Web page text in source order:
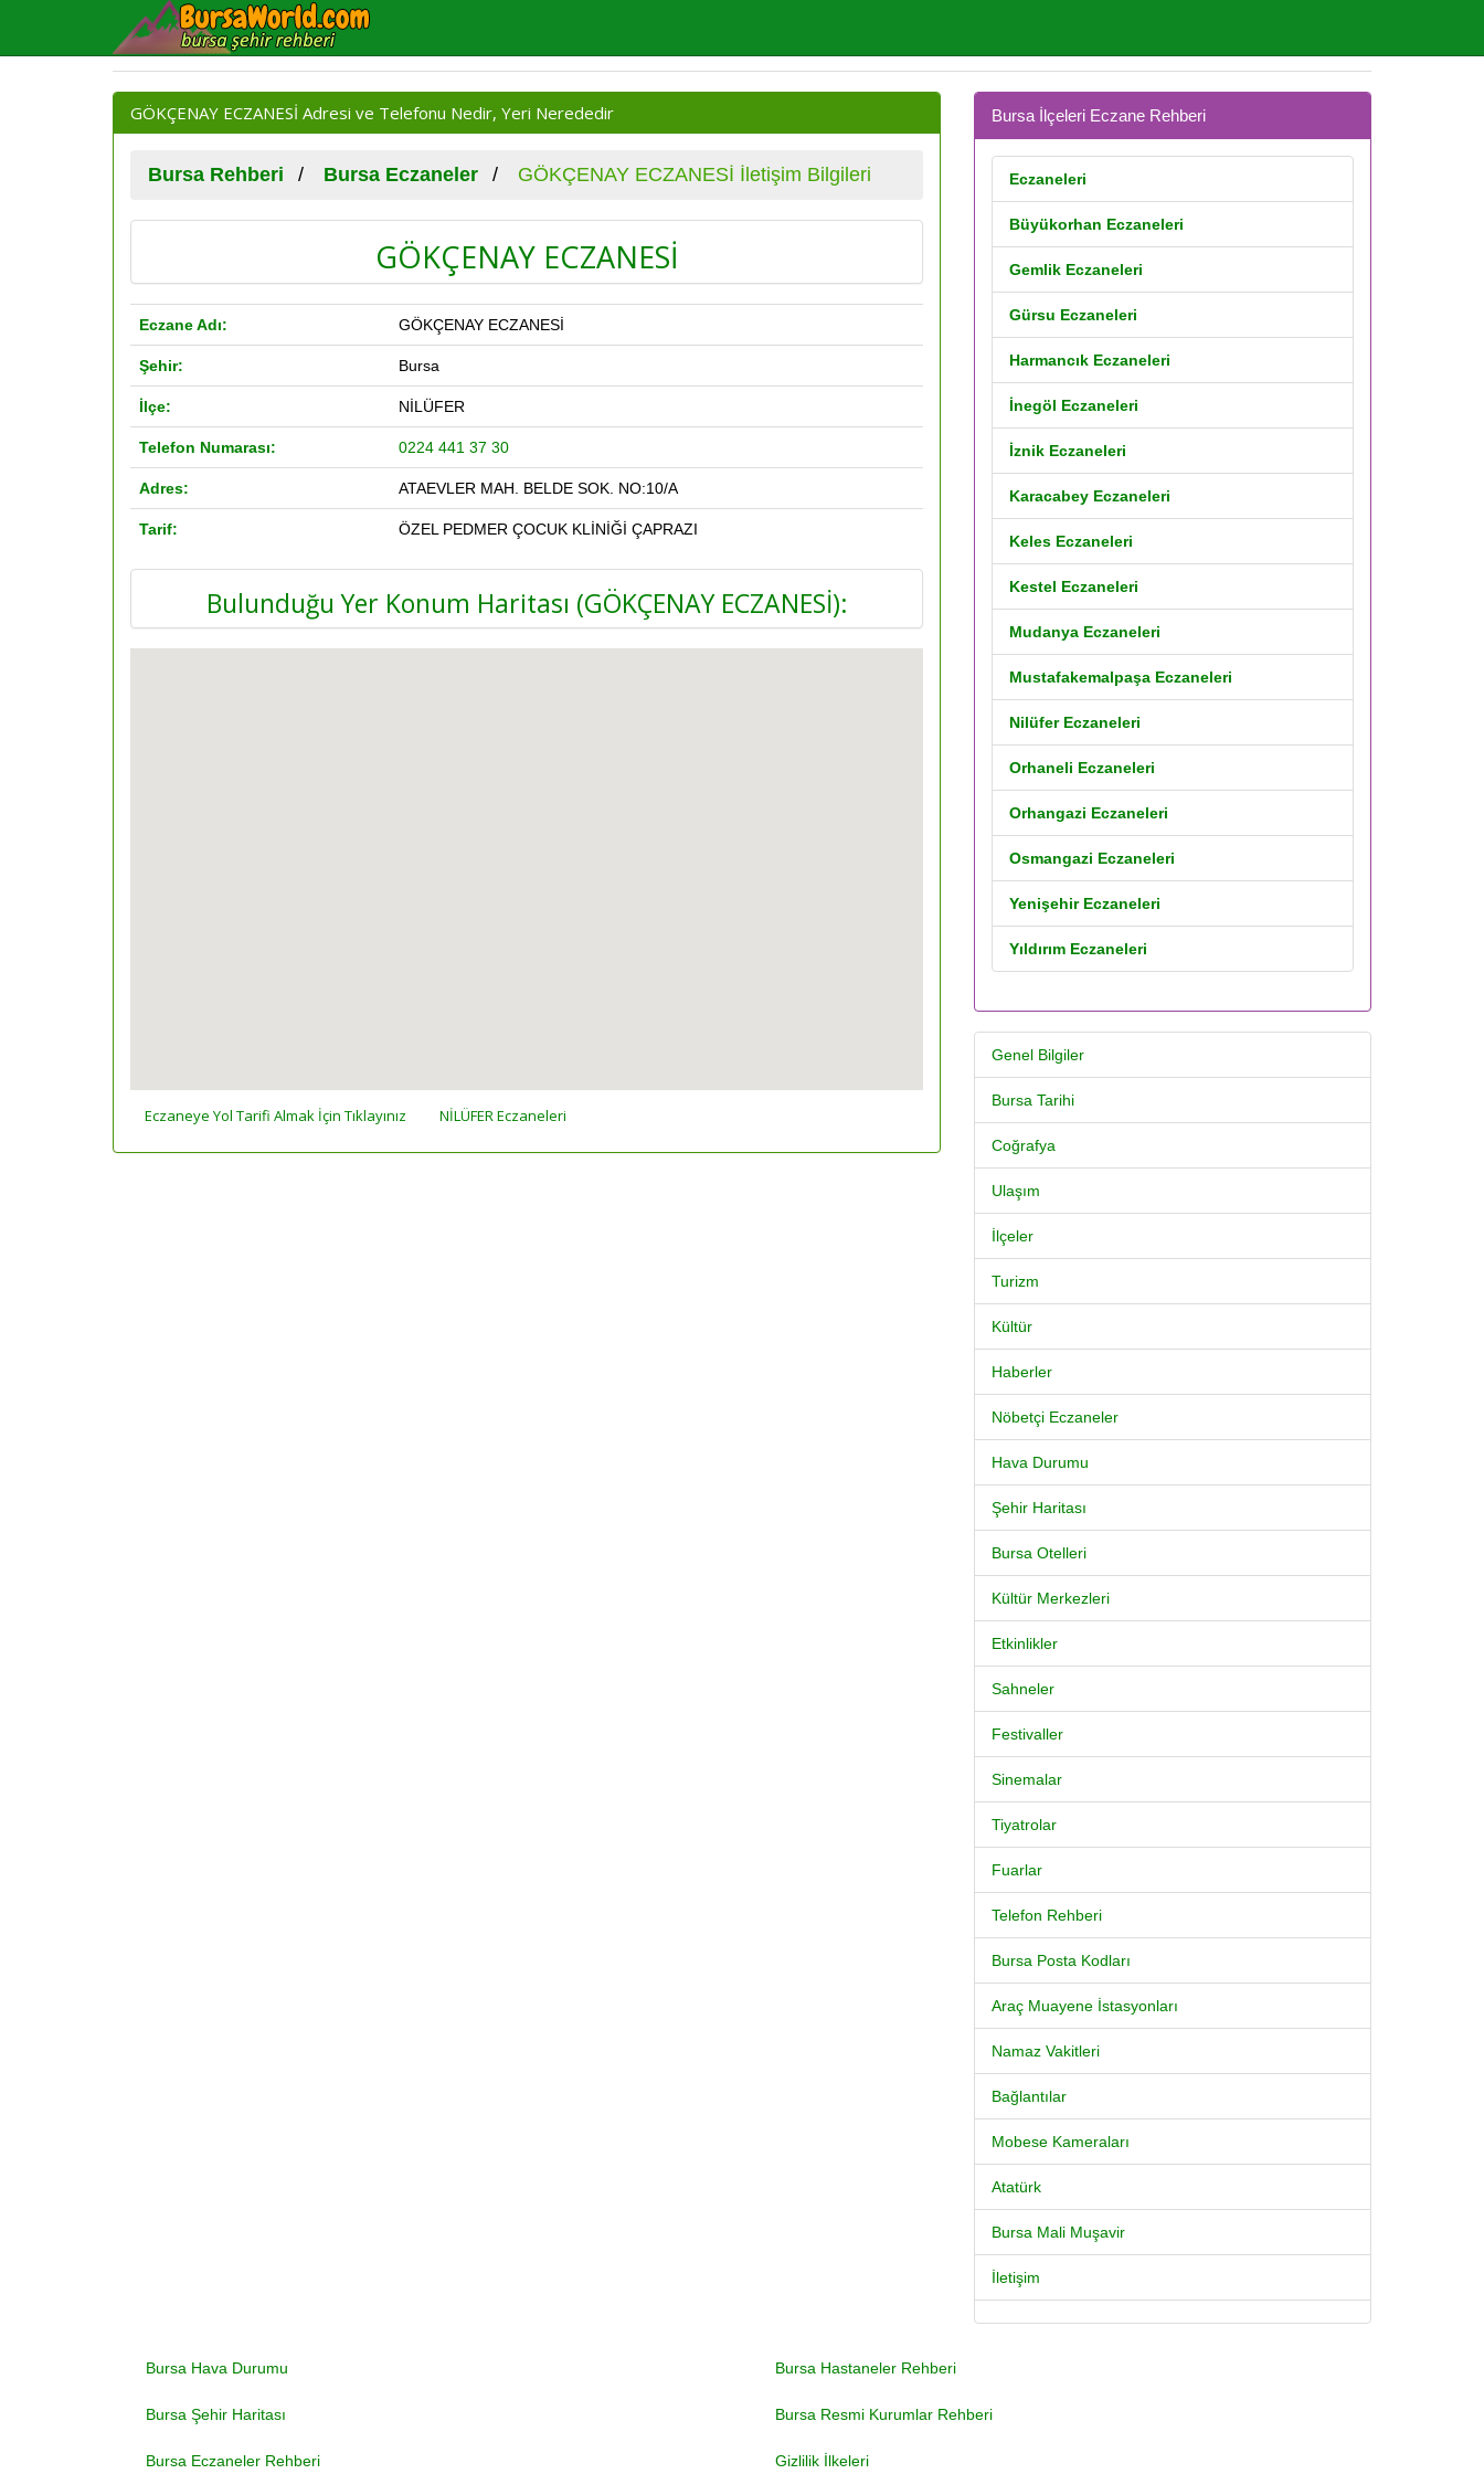
GÖKÇENAY ECZANESİ Adresi ve Telefonu Nedir, Yeri Nerededir
Bursa Rehberi Bursa Eczaneler GÖKÇENAY ECZANESİ İletişim Bilgileri
GÖKÇENAY ECZANESİ
Eczane Adı: GÖKÇENAY ECZANESİ
Şehir: Bursa
İlçe: NİLÜFER
Telefon Numarası: 0224 441 37 30
Adres: ATAEVLER MAH. BELDE SOK. NO:10/A
Tarif: ÖZEL PEDMER ÇOCUK KLİNİĞİ ÇAPRAZI
Bulunduğu Yer Konum Haritası (GÖKÇENAY ECZANESİ):
Eczaneye Yol Tarifi Almak İçin Tıklayınız NİLÜFER Eczaneleri
Bursa İlçeleri Eczane Rehberi
Eczaneleri
Büyükorhan Eczaneleri
Gemlik Eczaneleri
Gürsu Eczaneleri
Harmancık Eczaneleri
İnegöl Eczaneleri
İznik Eczaneleri
Karacabey Eczaneleri
Keles Eczaneleri
Kestel Eczaneleri
Mudanya Eczaneleri
Mustafakemalpaşa Eczaneleri
Nilüfer Eczaneleri
Orhaneli Eczaneleri
Orhangazi Eczaneleri
Osmangazi Eczaneleri
Yenişehir Eczaneleri
Yıldırım Eczaneleri
Genel Bilgiler
Bursa Tarihi
Coğrafya
Ulaşım
İlçeler
Turizm
Kültür
Haberler
Nöbetçi Eczaneler
Hava Durumu
Şehir Haritası
Bursa Otelleri
Kültür Merkezleri
Etkinlikler
Sahneler
Festivaller
Sinemalar
Tiyatrolar
Fuarlar
Telefon Rehberi
Bursa Posta Kodları
Araç Muayene İstasyonları
Namaz Vakitleri
Bağlantılar
Mobese Kameraları
Atatürk
Bursa Mali Muşavir
İletişim
Bursa Hava Durumu
Bursa Şehir Haritası
Bursa Eczaneler Rehberi
Bursa Hastaneler Rehberi
Bursa Resmi Kurumlar Rehberi
Gizlilik İlkeleri